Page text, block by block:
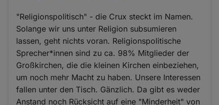
"Religionspolitisch" - die Crux steckt im Namen.
Solange wir uns unter Religion subsumieren
lassen, geht nichts voran. Religionspolitische
Sprecher*innen sind zu ca. 98% Mitglieder der
Großkirchen, die die kleinen Kirchen einbeziehen,
um noch mehr Macht zu haben. Unsere Interessen
fallen unter den Tisch. Gänzlich. Da gibt es weder
Anstand noch Rücksicht auf eine "Minderheit" von